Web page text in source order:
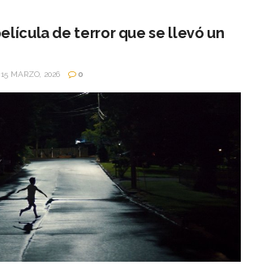
y se...de terror que se llevó un
15 MARZO, 2026 0